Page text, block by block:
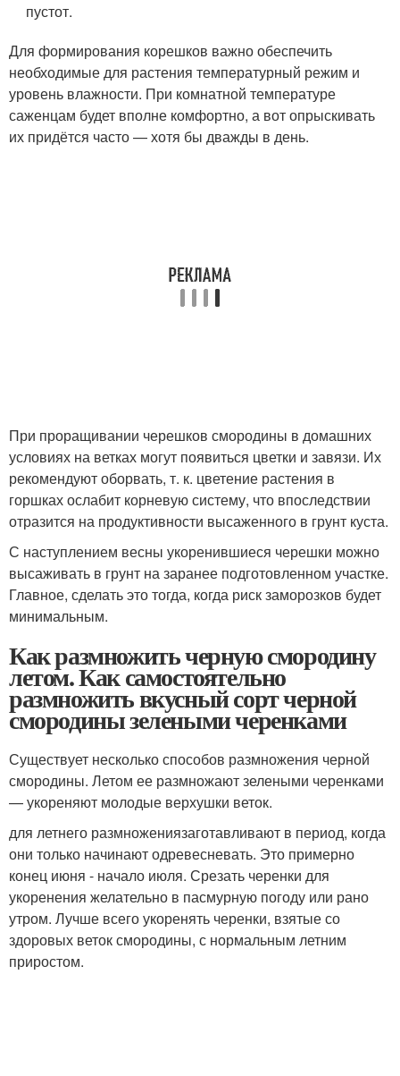
пустот.
Для формирования корешков важно обеспечить
необходимые для растения температурный режим и
уровень влажности. При комнатной температуре
саженцам будет вполне комфортно, а вот опрыскивать
их придётся часто — хотя бы дважды в день.
При проращивании черешков смородины в домашних
условиях на ветках могут появиться цветки и завязи. Их
рекомендуют оборвать, т. к. цветение растения в
горшках ослабит корневую систему, что впоследствии
отразится на продуктивности высаженного в грунт куста.
С наступлением весны укоренившиеся черешки можно
высаживать в грунт на заранее подготовленном участке.
Главное, сделать это тогда, когда риск заморозков будет
минимальным.
Как размножить черную смородину
летом. Как самостоятельно
размножить вкусный сорт черной
смородины зелеными черенками
Существует несколько способов размножения черной
смородины. Летом ее размножают зелеными черенками
— укореняют молодые верхушки веток.
для летнего размножениязаготавливают в период, когда
они только начинают одревесневать. Это примерно
конец июня - начало июля. Срезать черенки для
укоренения желательно в пасмурную погоду или рано
утром. Лучше всего укоренять черенки, взятые со
здоровых веток смородины, с нормальным летним
приростом.